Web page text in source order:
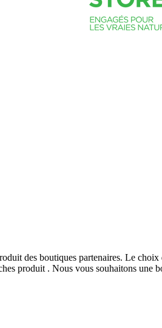
des boutiques partenaires. Le
produit . Nous vous souhaitons une